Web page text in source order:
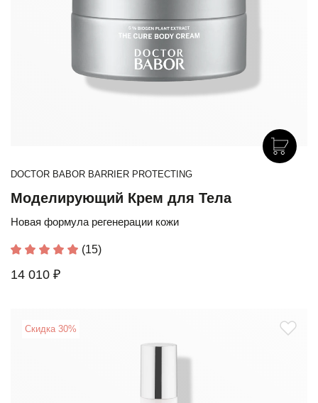
DOCTOR BABOR BARRIER PROTECTING
Моделирующий Крем для Тела
Новая формула регенерации кожи
(15)
14 010 ₽
Скидка 30%